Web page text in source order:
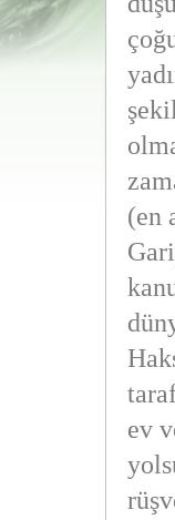
(en
ev